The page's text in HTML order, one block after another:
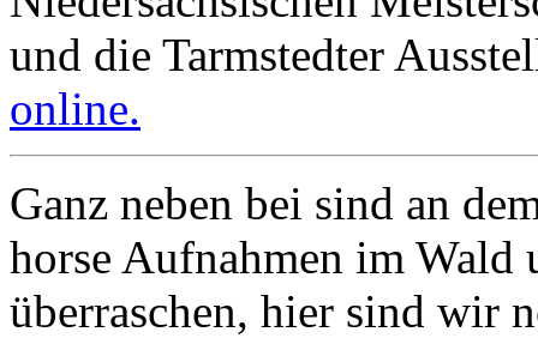
und die Tarmstedter
online.
Ganz neben bei sind an
horse Aufnahmen im Wald
überraschen, hier sind wir